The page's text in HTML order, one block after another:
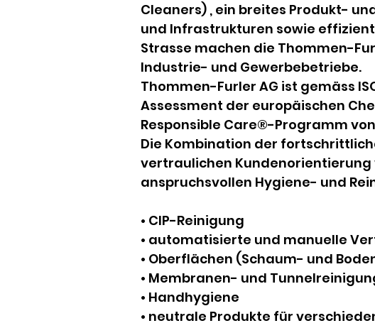
Cleaners) , ein breites Produkt-
und Infrastrukturen sowie
Strasse machen die Thommen-
Industrie- und Gewerbebetriebe.
Thommen-Furler AG ist gemäss
Assessment der europäischen
Responsible Care®-Programm
Die Kombination der
vertraulichen Kundenorientierung
anspruchsvollen Hygiene- und
• CIP-Reinigung
• automatisierte und manuelle
• Oberflächen (Schaum- und
• Membranen- und
• Handhygiene
• neutrale Produkte für